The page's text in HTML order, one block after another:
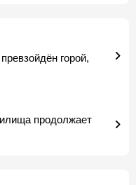
горой,
продолжает